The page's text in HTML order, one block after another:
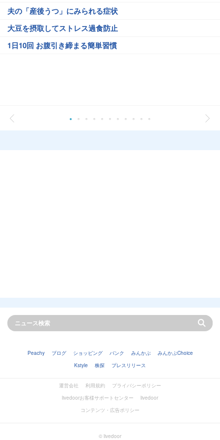
夫の「産後うつ」にみられる症状
大豆を摂取してストレス過食防止
1日10回 お腹引き締まる簡単習慣
Peachy ブログ ショッピング バンク みんかぶ
みんかぶChoice
Kstyle
株探 プレスリリース
運営会社 利用規約
プライバシーポリシー
livedoorお客様サポートセンター
livedoor
コンテンツ・広告ポリシー
© livedoor